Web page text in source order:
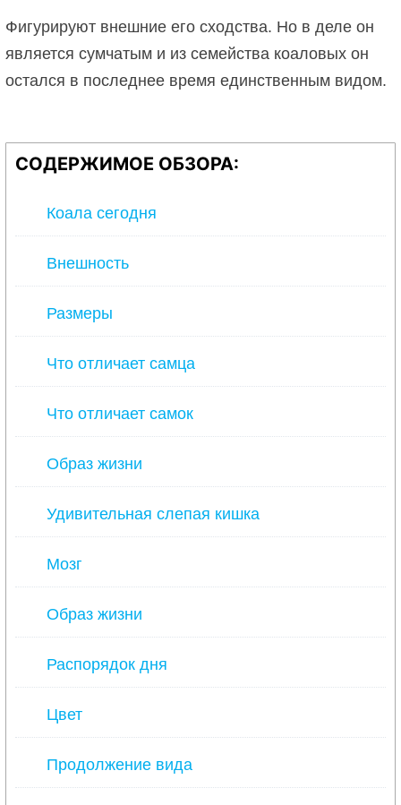
Фигурируют внешние его сходства. Но в деле он
является сумчатым и из семейства коаловых он
остался в последнее время единственным видом.
СОДЕРЖИМОЕ ОБЗОРА:
Коала сегодня
Внешность
Размеры
Что отличает самца
Что отличает самок
Образ жизни
Удивительная слепая кишка
Мозг
Образ жизни
Распорядок дня
Цвет
Продолжение вида